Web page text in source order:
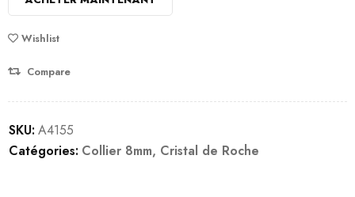
Wishlist
Compare
SKU: A4155
Catégories: Collier 8mm, Cristal de Roche